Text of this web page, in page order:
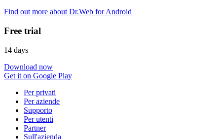
Find out more about Dr.Web for Android
Free trial
14 days
Download now
Get it on Google Play
Per privati
Per aziende
Supporto
Per utenti
Partner
Sull'azienda